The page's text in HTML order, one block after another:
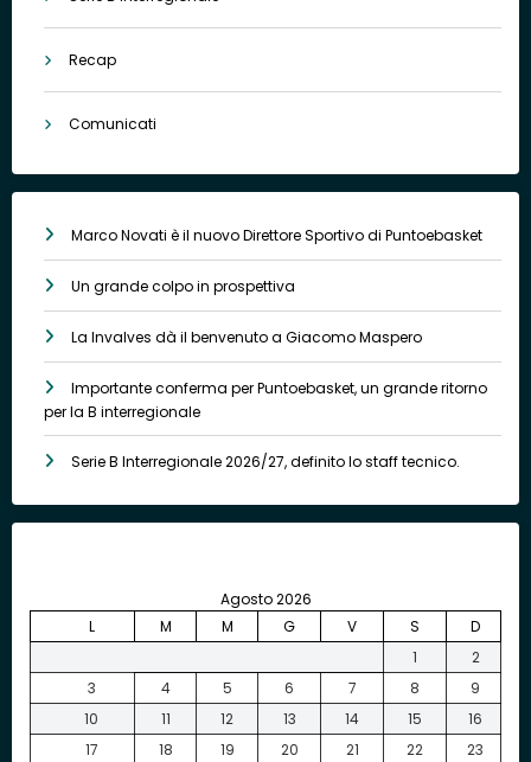
Recap
Comunicati
Marco Novati è il nuovo Direttore Sportivo di Puntoebasket
Un grande colpo in prospettiva
La Invalves dà il benvenuto a Giacomo Maspero
Importante conferma per Puntoebasket, un grande ritorno
per la B interregionale
Serie B Interregionale 2026/27, definito lo staff tecnico.
Agosto 2026
L
M M G V S
D
1
2
3
4 5 6 7 8
9
10
11 12 13 14 15
16
17
18 19 20 21 22
23